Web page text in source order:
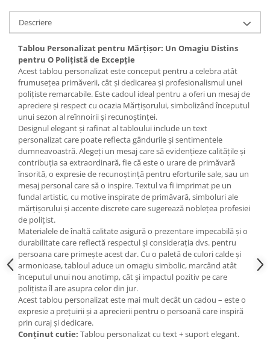
Descriere
Tablou Personalizat pentru Mărțișor: Un Omagiu Distins
pentru O Polițistă de Excepție
Acest tablou personalizat este conceput pentru a celebra atât
frumusețea primăverii, cât și dedicarea și profesionalismul unei
polițiste remarcabile. Este cadoul ideal pentru a oferi un mesaj de
apreciere și respect cu ocazia Mărțișorului, simbolizând începutul
unui sezon al reînnoirii și recunoștinței.
Designul elegant și rafinat al tabloului include un text
personalizat care poate reflecta gândurile și sentimentele
dumneavoastră. Alegeți un mesaj care să evidențieze calitățile și
contribuția sa extraordinară, fie că este o urare de primăvară
însorită, o expresie de recunoștință pentru eforturile sale, sau un
mesaj personal care să o inspire. Textul va fi imprimat pe un
fundal artistic, cu motive inspirate de primăvară, simboluri ale
mărțișorului și accente discrete care sugerează noblețea profesiei
de polițist.
Materialele de înaltă calitate asigură o prezentare impecabilă și o
durabilitate care reflectă respectul și considerația dvs. pentru
persoana care primește acest dar. Cu o paletă de culori calde și
armonioase, tabloul aduce un omagiu simbolic, marcând atât
începutul unui nou anotimp, cât și impactul pozitiv pe care
polițista îl are asupra celor din jur.
Acest tablou personalizat este mai mult decât un cadou – este o
expresie a prețuirii și a aprecierii pentru o persoană care inspiră
prin curaj și dedicare.
Conținut cutie: Tablou personalizat cu text + suport elegant.